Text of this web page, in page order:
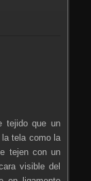
tejido que un
tela como la
tejen con un
visible del